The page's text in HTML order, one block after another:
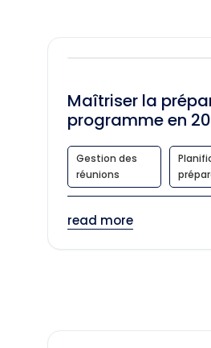
Maîtriser la
programme en
Gestion des
réunions
read more